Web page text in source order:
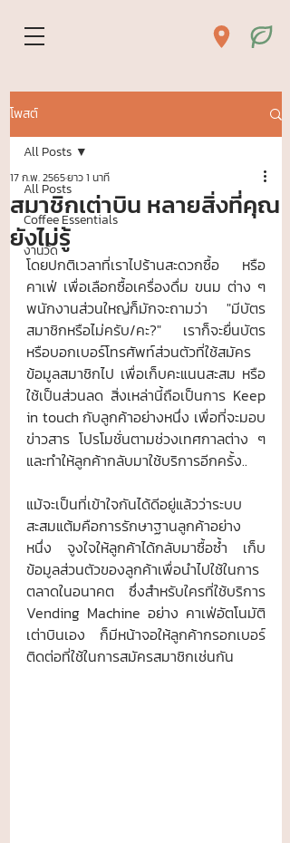
โพสต์
All Posts
Coffee Essentials
งานวัด
All Posts
สมาชิกเต่าบิน หลายสิ่งที่คุณ
ยังไม่รู้
17 ก.พ. 2565ยาว 1 นาที
โดยปกติเวลาที่เราไปร้านสะดวกซื้อ หรือ
คาเฟ่ เพื่อเลือกซื้อเครื่องดื่ม ขนม ต่าง ๆ
พนักงานส่วนใหญ่ก็มักจะถามว่า "มีบัตร
สมาชิกหรือไม่ครับ/คะ?" เราก็จะยื่นบัตร
หรือบอกเบอร์โทรศัพท์ส่วนตัวที่ใช้สมัคร
ข้อมูลสมาชิกไป เพื่อเก็บคะแนนสะสม หรือ
ใช้เป็นส่วนลด สิ่งเหล่านี้ถือเป็นการ Keep
in touch กับลูกค้าอย่างหนึ่ง เพื่อที่จะมอบ
ข่าวสาร โปรโมชั่นตามช่วงเทศกาลต่าง ๆ
และทำให้ลูกค้ากลับมาใช้บริการอีกครั้ง..
แม้จะเป็นที่เข้าใจกันได้ดีอยู่แล้วว่าระบบ
สะสมแต้มคือการรักษาฐานลูกค้าอย่าง
หนึ่ง จูงใจให้ลูกค้าได้กลับมาซื้อซ้ำ เก็บ
ข้อมูลส่วนตัวของลูกค้าเพื่อนำไปใช้ในการ
ตลาดในอนาคต ซึ่งสำหรับใครที่ใช้บริการ
Vending Machine อย่าง คาเฟ่อัตโนมัติ
เต่าบินเอง ก็มีหน้าจอให้ลูกค้ากรอกเบอร์
ติดต่อที่ใช้ในการสมัครสมาชิกเช่นกัน